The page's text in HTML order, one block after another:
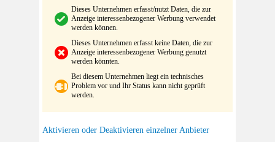
Dieses Unternehmen erfasst/nutzt Daten, die zur
Anzeige interessenbezogener Werbung verwendet
werden können.
Dieses Unternehmen erfasst keine Daten, die zur
Anzeige interessenbezogener Werbung genutzt
werden könnten.
Bei diesem Unternehmen liegt ein technisches
Problem vor und Ihr Status kann nicht geprüft
werden.